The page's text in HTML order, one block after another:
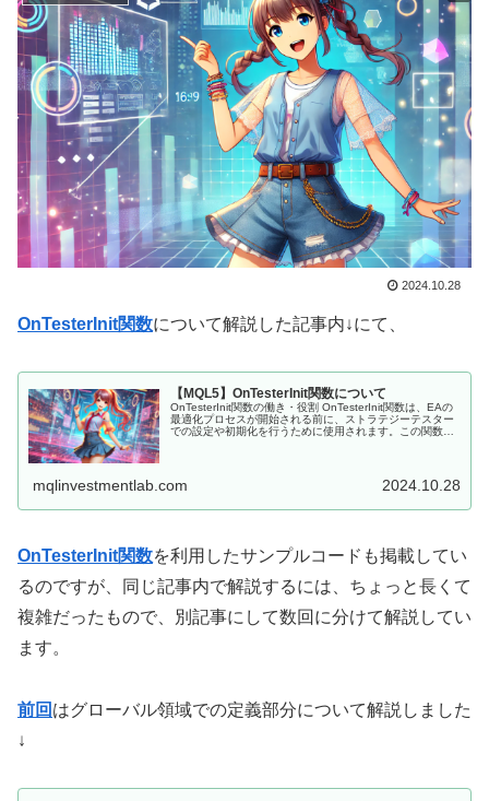
2024.10.28
OnTesterInit関数について解説した記事内↓にて、
【MQL5】OnTesterInit関数について
OnTesterInit関数の働き・役割 OnTesterInit関数は、EAの
最適化プロセスが開始される前に、ストラテジーテスター
での設定や初期化を行うために使用されます。この関数
mqlinvestmentlab.com 2024.10.28
OnTesterInit関数を利用したサンプルコードも掲載してい
るのですが、同じ記事内で解説するには、ちょっと長くて
複雑だったもので、別記事にして数回に分けて解説してい
ます。
前回 はグローバル領域での定義部分について解説しました
↓